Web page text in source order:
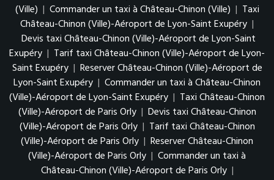
(Ville) | Commander un taxi à Château-Chinon (Ville) | Taxi
Château-Chinon (Ville)-Aéroport de Lyon-Saint Exupéry |
Devis taxi Château-Chinon (Ville)-Aéroport de Lyon-Saint
Exupéry | Tarif taxi Château-Chinon (Ville)-Aéroport de Lyon-
Saint Exupéry | Reserver Château-Chinon (Ville)-Aéroport de
Lyon-Saint Exupéry | Commander un taxi à Château-Chinon
(Ville)-Aéroport de Lyon-Saint Exupéry | Taxi Château-Chinon
(Ville)-Aéroport de Paris Orly | Devis taxi Château-Chinon
(Ville)-Aéroport de Paris Orly | Tarif taxi Château-Chinon
(Ville)-Aéroport de Paris Orly | Reserver Château-Chinon
(Ville)-Aéroport de Paris Orly | Commander un taxi à
Château-Chinon (Ville)-Aéroport de Paris Orly |